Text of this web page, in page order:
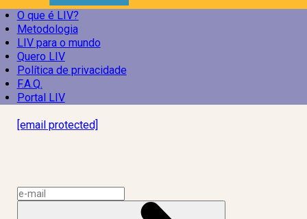
O que é LIV?
Metodologia
LIV para o mundo
Quero LIV
Política de privacidade
F.A.Q.
Portal LIV
[email protected]